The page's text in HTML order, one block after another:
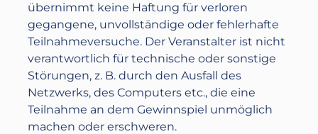
übernimmt keine Haftung für verloren
gegangene, unvollständige oder fehlerhafte
Teilnahmeversuche. Der Veranstalter ist nicht
verantwortlich für technische oder sonstige
Störungen, z. B. durch den Ausfall des
Netzwerks, des Computers etc., die eine
Teilnahme an dem Gewinnspiel unmöglich
machen oder erschweren.